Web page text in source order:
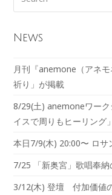
News
月刊『anemone（アネ
祈り」が掲載
8/29(土) anemoneワー
イスで周りもヒーリング
本日7/9(木) 20:00〜 ロサ
7/25 「新奥宮」歌唱奉
3/12(木) 登壇 付加価値